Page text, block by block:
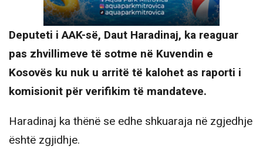
Deputeti i AAK-së, Daut Haradinaj, ka reaguar
pas zhvillimeve të sotme në Kuvendin e
Kosovës ku nuk u arritë të kalohet as raporti i
komisionit për verifikim të mandateve.
Haradinaj ka thënë se edhe shkuaraja në zgjedhje
është zgjidhje.